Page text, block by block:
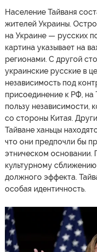
Население Тайваня
жителей Украины.
на Украине — русских
картина указывает на
регионами. С другой
украинские русские в
независимость под
присоединение к РФ, на
пользу независимости,
со стороны Китая.
Тайване ханьцы
что они предпочли бы
этническом основании.
культурному
должного эффекта.
особая идентичность.